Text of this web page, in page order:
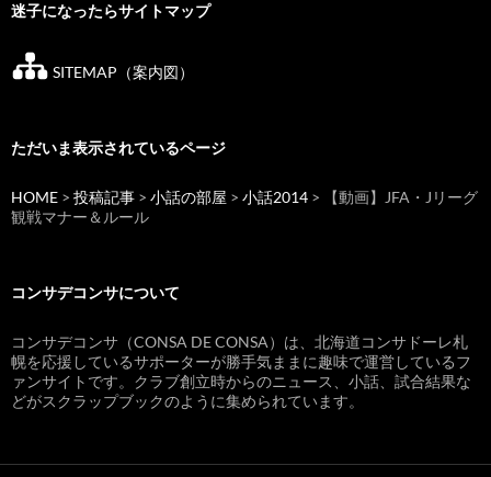
迷子になったらサイトマップ
SITEMAP（案内図）
ただいま表示されているページ
HOME > 投稿記事 > 小話の部屋 > 小話2014 > 【動画】JFA・Jリーグ
観戦マナー＆ルール
コンサデコンサについて
コンサデコンサ（CONSA DE CONSA）は、北海道コンサドーレ札
幌を応援しているサポーターが勝手気ままに趣味で運営しているフ
ァンサイトです。クラブ創立時からのニュース、小話、試合結果な
どがスクラップブックのように集められています。